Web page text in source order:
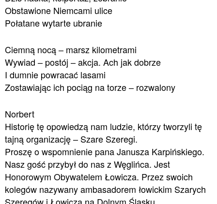
Obstawione Niemcami ulice
Połatane wytarte ubranie
Ciemną nocą – marsz kilometrami
Wywiad – postój – akcja. Ach jak dobrze
I dumnie powracać lasami
Zostawiając ich pociąg na torze – rozwalony
Norbert
Historię tę opowiedzą nam ludzie, którzy tworzyli tę
tajną organizację – Szare Szeregi.
Proszę o wspomnienie pana Janusza Karpińskiego.
Nasz gość przybył do nas z Węglińca. Jest
Honorowym Obywatelem Łowicza. Przez swoich
kolegów nazywany ambasadorem łowickim Szarych
Szeregów i Łowicza na Dolnym Śląsku.